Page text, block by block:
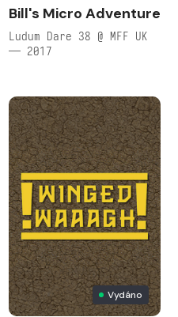
Bill's Micro Adventure
Ludum Dare 38 @ MFF UK
— 2017
Vydáno